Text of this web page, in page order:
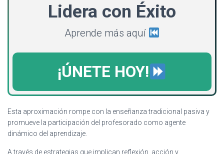
Lidera con Éxito
Aprende más aquí
¡ÚNETE HOY!
Esta aproximación rompe con la enseñanza tradicional pasiva y
promueve la participación del profesorado como agente
dinámico del aprendizaje.
A través de estrategias que implican reflexión, acción y